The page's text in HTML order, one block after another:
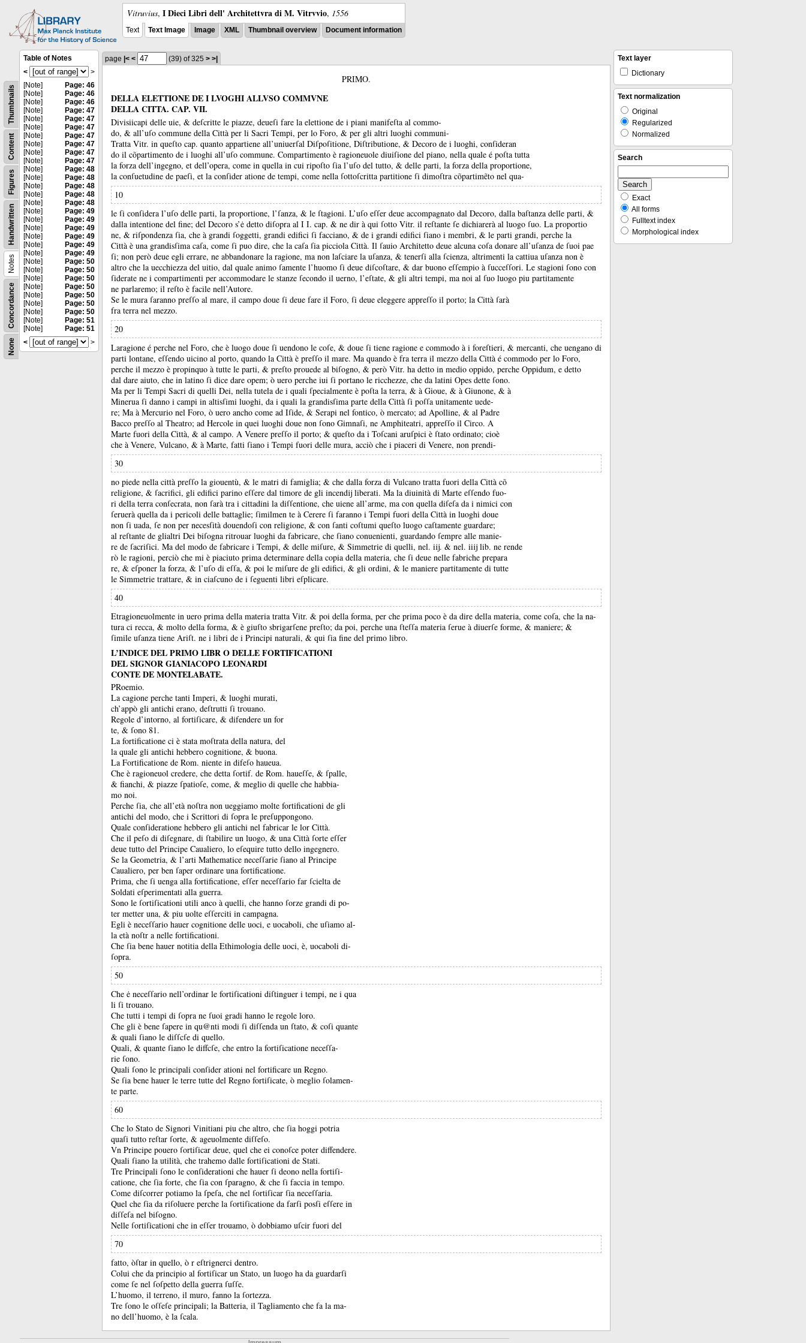
Vitruvius, I Dieci Libri dell' Architettvra di M. Vitrvvio, 1556
Text Text Image Image XML Thumbnail overview Document information
None
Concordance
Notes
Handwritten
Figures
Content
Thumbnails
Table of Notes
<
>
[Note]
Page: 46
[Note]
Page: 46
[Note]
Page: 46
[Note]
Page: 47
[Note]
Page: 47
[Note]
Page: 47
[Note]
Page: 47
[Note]
Page: 47
[Note]
Page: 47
[Note]
Page: 47
[Note]
Page: 48
[Note]
Page: 48
[Note]
Page: 48
[Note]
Page: 48
[Note]
Page: 48
[Note]
Page: 49
[Note]
Page: 49
[Note]
Page: 49
[Note]
Page: 49
[Note]
Page: 49
[Note]
Page: 49
[Note]
Page: 50
[Note]
Page: 50
[Note]
Page: 50
[Note]
Page: 50
[Note]
Page: 50
[Note]
Page: 50
[Note]
Page: 50
[Note]
Page: 51
[Note]
Page: 51
<
>
page |< < (39) of 325 > >|
PRIMO.
DELLA ELETTIONE DE I LVOGHI ALLVSO COMMVNE
DELLA CITTA. CAP. VII.
Divisiicapi delle uie, & deſcritte le piazze, deueſi fare la elettione de i piani manifeſta al commo-
do, & all’uſo commune della Città per li Sacri Tempi, per lo Foro, & per gli altri luoghi communi-
Tratta Vitr. in queſto cap. quanto appartiene all’uniuerſal Diſpoſitione, Diſtributione, & Decoro de i luoghi, conſideran
do il cõpartimento de i luoghi all’uſo commune. Compartimento è ragioneuole diuiſione del piano, nella quale é poſta tutta
la forza dell’ingegno, et dell’opera, come in quella in cui ripoſto ſia l’uſo del tutto, & delle parti, la forza della proportione,
la conſuetudine de paeſi, et la conſider atione de tempi, come nella ſottoſcritta partitione ſi dimoſtra cõpartimẽto nel qua-
10
le ſi conſidera l’uſo delle parti, la proportione, l’ſanza, & le ſtagioni. L’uſo eſſer deue accompagnato dal Decoro, dalla baſtanza delle parti, &
dalla intentione del fine; del Decoro s’ė detto diſopra al I I. cap. & ne dir à qui ſotto Vitr. il reſtante ſe dichiarerà al luogo ſuo. La proportio
ne, & riſpondenza ſia, che à grandi ſoggetti, grandi edifici ſi facciano, & de i grandi edifici ſiano i membri, & le parti grandi, perche la
Città è una grandisſima caſa, come ſi puo dire, che la caſa ſia picciola Città. Il ſauio Architetto deue alcuna coſa donare all’uſanza de ſuoi pae
ſi; non però deue egli errare, ne abbandonare la ragione, ma non laſciare la uſanza, & tenerſi alla ſcienza, altrimenti la cattiua uſanza non è
altro che la uecchiezza del uitio, dal quale animo ſamente l’huomo ſi deue diſcoſtare, & dar buono eſſempio à ſucceſſori. Le stagioni ſono con
ſiderate ne i compartimenti per accommodare le stanze ſecondo il uerno, l’eſtate, & gli altri tempi, ma noi al ſuo luogo piu partitamente
ne parlaremo; il reſto è facile nell’Autore.
Se le mura ſaranno preſſo al mare, il campo doue ſi deue fare il Foro, ſi deue eleggere appreſſo il porto; la Città ſarà
fra terra nel mezzo.
20
Laragione é perche nel Foro, che è luogo doue ſi uendono le coſe, & doue ſi tiene ragione e commodo à i foreſtieri, & mercanti, che uengano di
parti lontane, eſſendo uicino al porto, quando la Città è preſſo il mare. Ma quando è fra terra il mezzo della Città é commodo per lo Foro,
perche il mezzo è propinquo à tutte le parti, & preſto prouede al biſogno, & però Vitr. ha detto in medio oppido, perche Oppidum, e detto
dal dare aiuto, che in latino ſi dice dare opem; ò uero perche iui ſi portano le ricchezze, che da latini Opes dette ſono.
Ma per li Tempi Sacri di quelli Dei, nella tutela de i quali ſpecialmente è poſta la terra, & à Gioue, & à Giunone, & à
Minerua ſi danno i campi in altisſimi luoghi, da i quali la grandisſima parte della Città ſi poſſa unitamente uede-
re; Ma à Mercurio nel Foro, ò uero ancho come ad Iſide, & Serapi nel fontico, ò mercato; ad Apolline, & al Padre
Bacco preſſo al Theatro; ad Hercole in quei luoghi doue non ſono Gimnaſi, ne Amphiteatri, appreſſo il Circo. A
Marte fuori della Città, & al campo. A Venere preſſo il porto; & queſto da i Toſcani aruſpici è ſtato ordinato; cioè
che à Venere, Vulcano, & à Marte, fatti ſiano i Tempi fuori delle mura, acciò che i piaceri di Venere, non prendi-
30
no piede nella città preſſo la giouentù, & le matri di famiglia; & che dalla forza di Vulcano tratta fuori della Città cõ
religione, & ſacrifici, gli edifici parino eſſere dal timore de gli incendĳ liberati. Ma la diuinità di Marte eſſendo fuo-
ri della terra conſecrata, non ſarà tra i cittadini la diſſentione, che uiene all’arme, ma con quella diſeſa da i nimici con
ſeruerà quella da i pericoli delle battaglie; ſimilmen te à Cerere ſi faranno i Tempi fuori della Città in luoghi doue
non ſi uada, ſe non per necesſità douendoſi con religione, & con ſanti coſtumi queſto luogo caſtamente guardare;
al reſtante de glialtri Dei biſogna ritrouar luoghi da fabricare, che ſiano conuenienti, guardando ſempre alle manie-
re de ſacriſici. Ma del modo de fabricare i Tempi, & delle miſure, & Simmetrie di quelli, nel. iĳ. & nel. iiĳ lib. ne rende
rò le ragioni, perciò che mi è piaciuto prima determinare della copia della materia, che ſi deue nelle fabriche prepara
re, & eſponer la forza, & l’uſo di eſſa, & poi le miſure de gli edifici, & gli ordini, & le maniere partitamente di tutte
le Simmetrie trattare, & in ciaſcuno de i ſeguenti libri eſplicare.
40
Etragioneuolmente in uero prima della materia tratta Vitr. & poi della forma, per che prima poco è da dire della materia, come coſa, che la na-
tura ci recca, & molto della forma, & è giuſto sbrigarſene preſto; da poi, perche una ſteſſa materia ſerue à diuerſe forme, & maniere; &
ſimile uſanza tiene Ariſt. ne i libri de i Principi naturali, & qui ſia fine del primo libro.
L’INDICE DEL PRIMO LIBR O DELLE FORTIFICATIONI
DEL SIGNOR GIANIACOPO LEONARDI
CONTE DE MONTELABATE.
PRoemio.
La cagione perche tanti Imperi, & luoghi murati,
ch’appò gli antichi erano, deſtrutti ſi trouano.
Regole d’intorno, al fortiſicare, & difendere un for
te, & ſono 81.
La fortificatione ci è stata moſtrata della natura, del
la quale gli antichi hebbero cognitione, & buona.
La Fortificatione de Rom. niente in difeſo haueua.
Che è ragioneuol credere, che detta ſortif. de Rom. haueſſe, & ſpalle,
& fianchi, & piazze ſpatioſe, come, & meglio di quelle che habbia-
mo noi.
Perche ſia, che all’età noſtra non ueggiamo molte fortificationi de gli
antichi del modo, che i Scrittori di ſopra le preſuppongono.
Quale conſideratione hebbero gli antichi nel fabricar le lor Città.
Che il peſo di diſegnare, di ſtabilire un luogo, & una Città ſorte eſſer
deue tutto del Principe Caualiero, lo eſequire tutto dello ingegnero.
Se la Geometria, & l’arti Mathematice neceſſarie ſiano al Principe
Caualiero, per ben ſaper ordinare una fortificatione.
Prima, che ſi uenga alla fortificatione, eſſer neceſſario far ſcielta de
Soldati eſperimentati alla guerra.
Sono le ſortiſicationi utili anco à quelli, che hanno ſorze grandi di po-
ter metter una, & piu uolte eſſerciti in campagna.
Egli è neceſſario hauer cognitione delle uoci, e uocaboli, che uſiamo al-
la età noſtr a nelle fortificationi.
Che ſia bene hauer notitia della Ethimologia delle uoci, è, uocaboli di-
ſopra.
50
Che ė neceſſario nell’ordinar le fortiſicationi diſtinguer i tempi, ne i qua
li ſi trouano.
Che tutti i tempi di ſopra ne ſuoi gradi hanno le regole loro.
Che gli è bene ſapere in qu@nti modi ſi diſſenda un ſtato, & coſi quante
& quali ſiano le diſſcſe di quello.
Quali, & quante ſiano le diffcſe, che entro la fortiſicatione neceſſa-
rie ſono.
Quali ſono le principali conſider ationi nel fortificare un Regno.
Se ſia bene hauer le terre tutte del Regno fortiſicate, ò meglio ſolamen-
te parte.
60
Che lo Stato de Signori Vinitiani piu che altro, che ſia hoggi potria
quaſi tutto reſtar ſorte, & ageuolmente diſſeſo.
Vn Principe pouero ſortiſicar deue, quel che ei conoſce poter diffendere.
Quali ſiano la utilità, che trahemo dalle fortiſicationi de Stati.
Tre Principali ſono le conſiderationi che hauer ſi deono nella fortiſi-
catione, che ſia forte, che ſia con ſparagno, & che ſi faccia in tempo.
Come diſcorrer potiamo la ſpeſa, che nel ſortiſicar ſia neceſſaria.
Quel che ſia da riſoluere perche la ſortiſicatione da farſi posſi eſſere in
diſſeſa nel biſogno.
Nelle ſortiſicationi che in eſſer trouamo, ò dobbiamo uſcir fuori del
70
fatto, òſtar in quello, ò r eſtrignerci dentro.
Colui che da principio al fortiſicar un Stato, un luogo ha da guardarſi
come ſe nel ſoſpetto della guerra ſuſſe.
L’huomo, il terreno, il muro, fanno la ſortezza.
Tre ſono le oſſeſe principali; la Batteria, il Tagliamento che fa la ma-
no dell’huomo, è la ſcala.
Text layer
Dictionary
Text normalization
Original
Regularized
Normalized
Search
Exact
All forms
Fulltext index
Morphological index